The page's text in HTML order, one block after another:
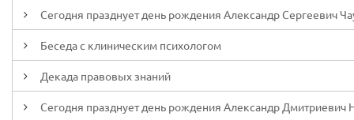
Сегодня празднует день рождения Александр Сергеевич
Беседа с клиническим психологом
Декада правовых знаний
Сегодня празднует день рождения Александр Дмитриевич